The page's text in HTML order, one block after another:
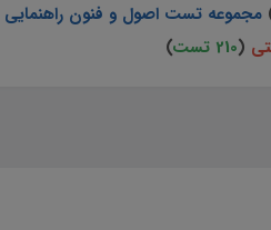
مجموعه تست اصول و فنون راهنمایی
(210 تست )